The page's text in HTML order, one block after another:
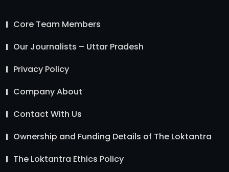
Core Team Members
Our Journalists – Uttar Pradesh
Privacy Policy
Company About
Contact With Us
Ownership and Funding Details of The Loktantra
The Loktantra Ethics Policy